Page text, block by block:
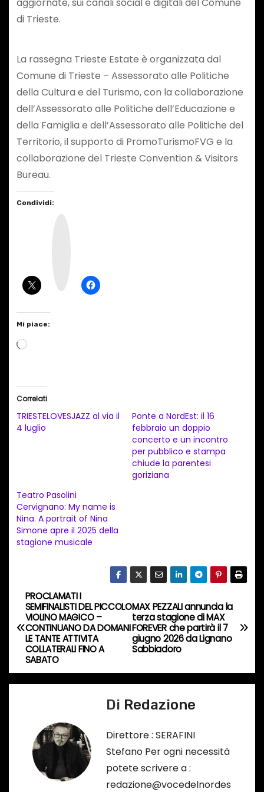
di Trieste.
La rassegna Trieste Estate è organizzata dal
Comune di Trieste – Assessorato alle Politiche
della Cultura e del Turismo, con la collaborazione
dell’Assessorato alle Politiche dell’Educazione e
della Famiglia e dell’Assessorato alle Politiche del
Territorio, il supporto di PromoTurismoFVG e la
collaborazione del Trieste Convention & Visitors
Bureau.
Condividi:
Mi piace:
C
a
t
o
i
n
r
s
o
…
Correlati
TRIESTELOVESJAZZ al via il
4 luglio
Ponte a NordEst: il 16
febbraio un doppio
concerto e un incontro
per pubblico e stampa
chiude la parentesi
goriziana
Teatro Pasolini
Cervignano: My name is
Nina. A portrait of Nina
Simone apre il 2025 della
stagione musicale
N
a
v
i
MAX PEZZALI annuncia la
terza stagione di MAX
FOREVER che partirà il 7
giugno 2026 da Lignano
Sabbiadoro
PROCLAMATI I
SEMIFINALISTI DEL PICCOLO
VIOLINO MAGICO –
CONTINUANO DA DOMANI
LE TANTE ATTIVITA
COLLATERALI FINO A
SABATO
Di Redazione
Direttore : SERAFINI
Stefano Per ogni necessità
potete scrivere a :
redazione@vocedelnordes